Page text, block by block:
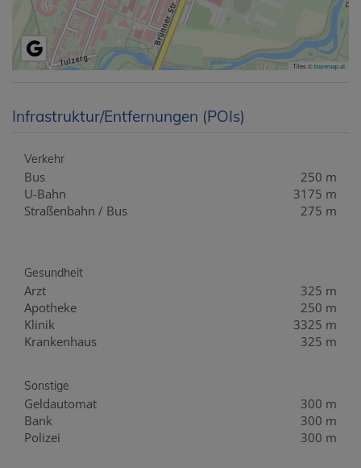
Tiles ©basemap.at
Infrastruktur/Entfernungen (POIs)
Verkehr
Bus
250 m
U-Bahn
3175 m
Straßenbahn / Bus
275 m
Gesundheit
Arzt
325 m
Apotheke
250 m
Klinik
3325 m
Krankenhaus
325 m
Sonstige
Geldautomat
300 m
Bank
300 m
Polizei
300 m